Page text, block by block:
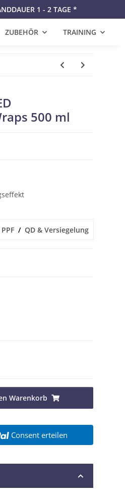
1 - 2 TAGE *
ZUBEHÖR TRAINING
500 ml
PPF QD & Versiegelung
Warenkorb
Consent erteilen